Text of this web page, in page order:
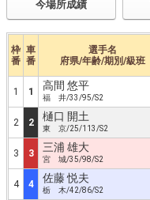
今場所成績
枠
番
車
番
選手名
府県/年齢/期別/級班
1 1 高間 悠平
福 井/33/95/S2
2 2 樋口 開土
東 京/25/113/S2
3 3 三浦 雄大
宮 城/35/98/S2
4 4 佐藤 悦夫
栃 木/42/86/S2